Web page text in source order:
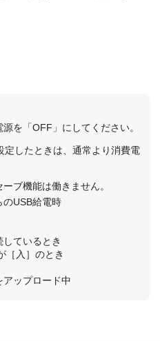
を「OFF」にしてください。
定したときは、通常より消費電
ブ機能は働きません。
のUSB給電時
ているとき
［入］ のとき
アップロード中